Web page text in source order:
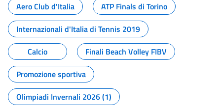
Aero Club d'Italia
ATP Finals di Torino
Internazionali d'Italia di Tennis 2019
Calcio
Finali Beach Volley FIBV
Promozione sportiva
Olimpiadi Invernali 2026 (1)